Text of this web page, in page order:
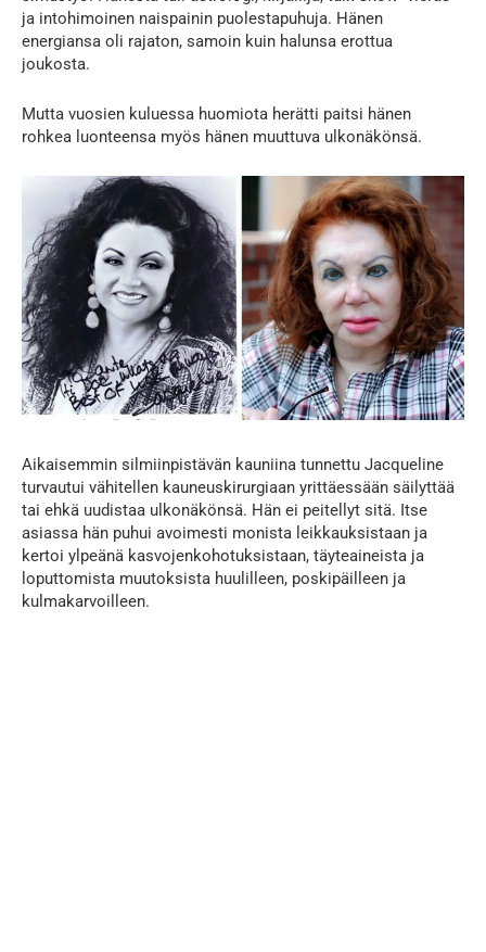
ja intohimoinen naispainin puolestapuhuja. Hänen
energiansa oli rajaton, samoin kuin halunsa erottua
joukosta.
Mutta vuosien kuluessa huomiota herätti paitsi hänen
rohkea luonteensa myös hänen muuttuva ulkonäkönsä.
Aikaisemmin silmiinpistävän kauniina tunnettu Jacqueline
turvautui vähitellen kauneuskirurgiaan yrittäessään säilyttää
tai ehkä uudistaa ulkonäkönsä. Hän ei peitellyt sitä. Itse
asiassa hän puhui avoimesti monista leikkauksistaan ja
kertoi ylpeänä kasvojenkohotuksistaan, täyteaineista ja
loputtomista muutoksista huulilleen, poskipäilleen ja
kulmakarvoilleen.